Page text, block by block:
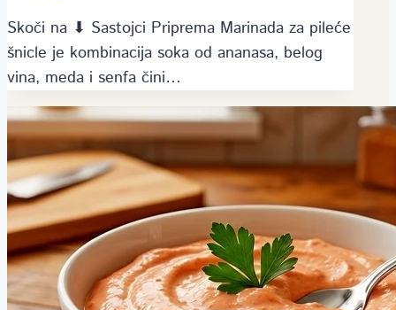
Skoči na ⬇ Sastojci Priprema Marinada za pileće
šnicle je kombinacija soka od ananasa, belog
vina, meda i senfa čini…